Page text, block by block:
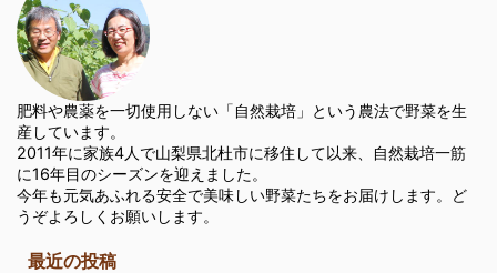
肥料や農薬を一切使用しない「自然栽培」という農法で野菜を生
産しています。
2011年に家族4人で山梨県北杜市に移住して以来、自然栽培一筋
に16年目のシーズンを迎えました。
今年も元気あふれる安全で美味しい野菜たちをお届けします。ど
うぞよろしくお願いします。
最近の投稿